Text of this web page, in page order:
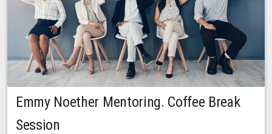
Emmy Noether Mentoring. Coffee Break
Session